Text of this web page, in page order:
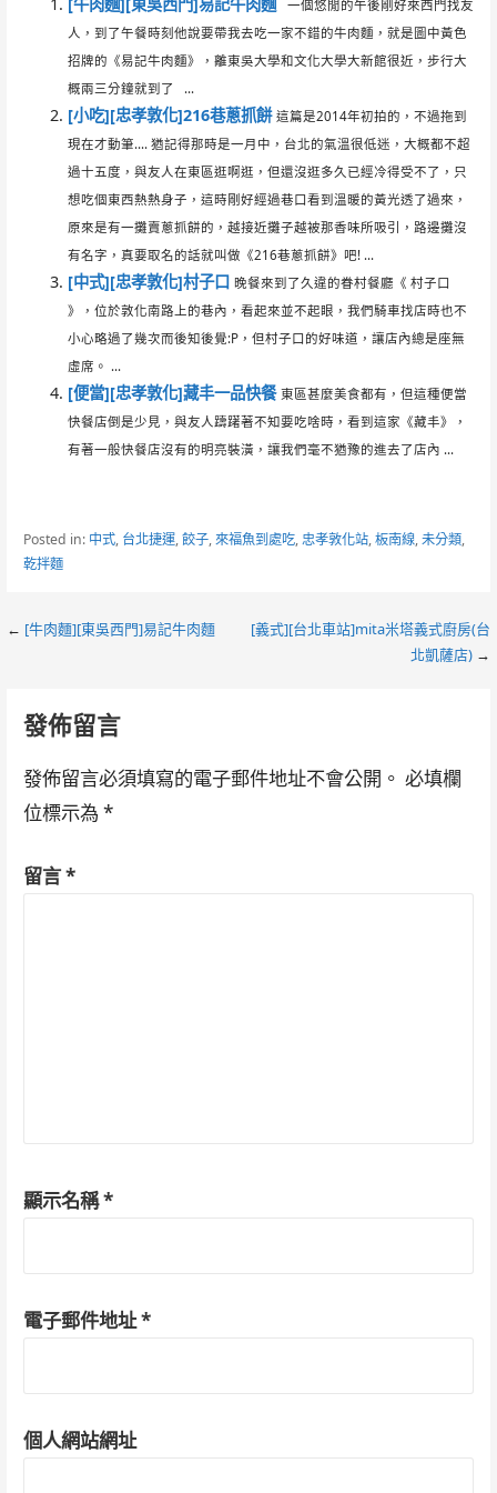
一個悠閒的午後剛好來西門找友
人，到了午餐時刻他說要帶我去吃一家不錯的牛肉麵，就是圖中黃色
招牌的《易記牛肉麵》，離東吳大學和文化大學大新館很近，步行大
概兩三分鐘就到了 ...
[小吃][忠孝敦化]216巷蔥抓餅 這篇是2014年初拍的，不過拖到
現在才動筆…. 猶記得那時是一月中，台北的氣溫很低迷，大概都不超
過十五度，與友人在東區逛啊逛，但還沒逛多久已經冷得受不了，只
想吃個東西熱熱身子，這時剛好經過巷口看到溫暖的黃光透了過來，
原來是有一攤賣蔥抓餅的，越接近攤子越被那香味所吸引，路邊攤沒
有名字，真要取名的話就叫做《216巷蔥抓餅》吧! ...
[中式][忠孝敦化]村子口 晚餐來到了久違的眷村餐廳《 村子口
》，位於敦化南路上的巷內，看起來並不起眼，我們騎車找店時也不
小心略過了幾次而後知後覺:P，但村子口的好味道，讓店內總是座無
虛席。 ...
[便當][忠孝敦化]藏丰一品快餐 東區甚麼美食都有，但這種便當
快餐店倒是少見，與友人躊躇著不知要吃啥時，看到這家《藏丰》，
有著一般快餐店沒有的明亮裝潢，讓我們毫不猶豫的進去了店內 ...
Posted in: 中式, 台北捷運,餃子,來福魚到處吃,忠孝敦化站,板南線,未分類,
乾拌麵
Post
← [牛肉麵][東吳西門]易記牛肉麵
[義式][台北車站]mita米塔義式廚房(台
北凱薩店)→
發佈留言
發佈留言必須填寫的電子郵件地址不會公開。 必填欄
位標示為 *
留言*
顯示名稱*
電子郵件地址*
個人網站網址